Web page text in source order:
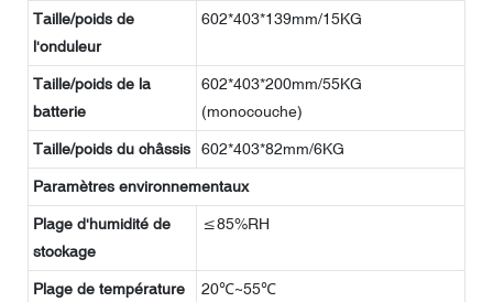
Taille/poids de
l'onduleur
602*403*139mm/15KG
Taille/poids de la
batterie
602*403*200mm/55KG
(monocouche)
Taille/poids du châssis 602*403*82mm/6KG
Paramètres environnementaux
Plage d'humidité de
stockage
≤85%RH
Plage de température
20℃~55℃